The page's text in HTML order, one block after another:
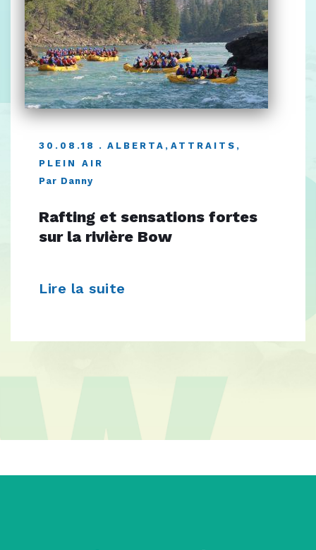
30.08.18 ALBERTA , ATTRAITS ,
PLEIN AIR
Par Danny
Rafting et sensations fortes
sur la rivière Bow
Lire la suite